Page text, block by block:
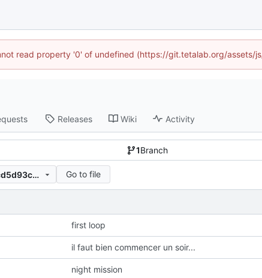
read property '0' of undefined (https://git.tetalab.org/assets/
Releases Wiki Activity
1Branch
d721ea674c1506d95ac9ce686cd5d93cef5abd05 Go to file
first loop
il faut bien commencer un soir...
night mission